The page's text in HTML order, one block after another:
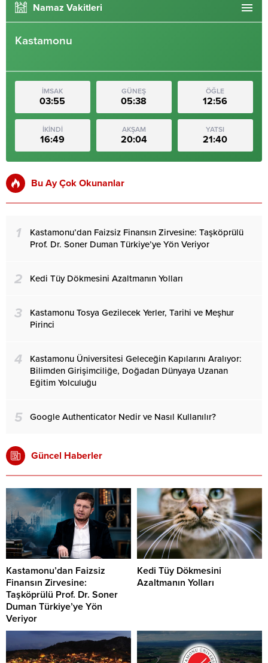
Namaz Vakitleri
Kastamonu
İMSAK
03:55
GÜNEŞ
05:38
ÖĞLE
12:56
İKİNDİ
16:49
AKŞAM
20:04
YATSI
21:40
Bu Ay Çok Okunanlar
1
Kastamonu’dan Faizsiz Finansın Zirvesine: Taşköprülü
Prof. Dr. Soner Duman Türkiye’ye Yön Veriyor
2 Kedi Tüy Dökmesini Azaltmanın Yolları
3
Kastamonu Tosya Gezilecek Yerler, Tarihi ve Meşhur
Pirinci
4
Kastamonu Üniversitesi Geleceğin Kapılarını Aralıyor:
Bilimden Girişimciliğe, Doğadan Dünyaya Uzanan
Eğitim Yolculuğu
5 Google Authenticator Nedir ve Nasıl Kullanılır?
Güncel Haberler
Kastamonu’dan Faizsiz
Finansın Zirvesine:
Taşköprülü Prof. Dr. Soner
Duman Türkiye’ye Yön
Veriyor
Kedi Tüy Dökmesini
Azaltmanın Yolları